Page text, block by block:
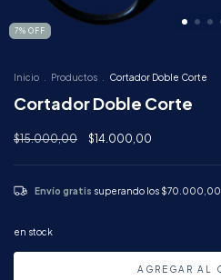
7% OFF
Inicio Productos Cortador Doble Corte
Cortador Doble Corte
$15.000,00 $14.000,00
Envío gratis superando los $70.000,00
en stock